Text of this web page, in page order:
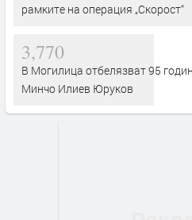
рамките на операция „Скорост“
3,770
В Могилица отбелязват 95
Минчо Илиев Юруков